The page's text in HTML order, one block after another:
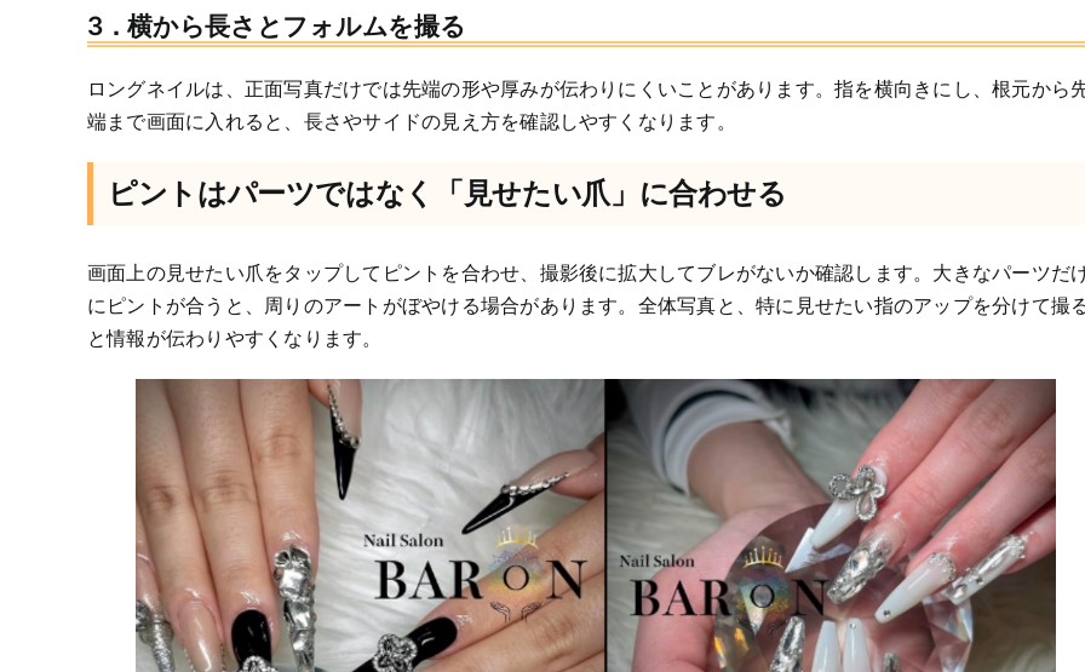
3．横から長さとフォルムを撮る
ロングネイルは、正面写真だけでは先端の形や厚みが伝わりにくいことがあります。指を横向きにし、根元から
端まで画面に入れると、長さやサイドの見え方を確認しやすくなります。
ピントはパーツではなく「見せたい爪」に合わせる
画面上の見せたい爪をタップしてピントを合わせ、撮影後に拡大してブレがないか確認します。大きなパーツだ
にピントが合うと、周りのアートがぼやける場合があります。全体写真と、特に見せたい指のアップを分けて撮
と情報が伝わりやすくなります。